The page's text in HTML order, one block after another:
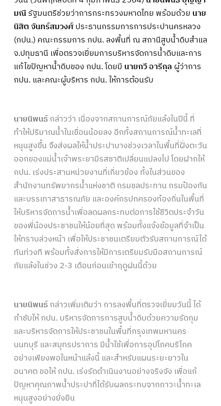
มณีรัฐมนตรีช่วยว่าการกระทรวงมหาดไทย พร้อมด้วย นาย
นิสิต จันทร์สมวงศ์ประธานกรรมการการประปานครหลวง
(กปน.) คณะกรรมการ กปน. ลงพื้นที่ ณ สถานีสูบน้ำดิบสำแล
จ.ปทุมธานี เพื่อตรวจเยี่ยมการบริหารจัดการน้ำดิบและการ
แก้ไขปัญหาน้ำดิบของ กปน. โดยมี นายกวี อารีกุล ผู้ว่าการ
กปน. และคณะผู้บริหาร กปน. ให้การต้อนรับ
นายนิพนธ์กล่าวว่า เนื่องจากสถานการณ์ภัยแล้งในปีนี้ ที่
ทำให้ปริมาณน้ำในเขื่อนน้อยลง อีกทั้งสถานการณ์น้ำทะเลที่
หนุนสูงขึ้น จึงส่งผลให้น้ำประปาบางช่วงเวลาในพื้นที่ฝั่งตะวัน
ออกของแม่น้ำเจ้าพระยามีรสชาติเปลี่ยนแปลงไป โดยฝากให้
กปน. เร่งประสานหน่วยงานที่เกี่ยวข้อง ทั้งในส่วนของ
สำนักงานทรัพยากรน้ำแห่งชาติ กรมชลประทาน กรมป้องกัน
และบรรเทาสาธารณภัย และองค์กรปกครองท้องถิ่นในพื้นที่
ให้บริหารจัดการน้ำเพื่อลดผลกระทบต่อการใช้ชีวิตประจำวัน
ของพี่น้องประชาชนให้น้อยที่สุด พร้อมทั้งแจ้งข้อมูลที่จำเป็น
ให้ทราบล่วงหน้า เพื่อให้ประชาชนเตรียมตัวรับสถานการณ์ได้
ทันท่วงที พร้อมทั้งสั่งการให้มีการเตรียมรับมือสถานการณ์
ภัยแล้งในช่วง 2-3 เดือนก่อนเข้าฤดูฝนนี้ด้วย
นายนิพนธ์กล่าวเพิ่มเติมว่า การลงพื้นที่ตรวจเยี่ยมวันนี้ ได้
กำชับให้ กปน. บริหารจัดการการสูบน้ำดิบด้วยความรัดกุม
และบริหารจัดการให้ประชาชนในพื้นที่กรุงเทพมหานคร
นนทบุรี และสมุทรปราการ มีน้ำใช้เพื่อการอุปโภคบริโภค
อย่างเพียงพอในหน้าแล้งนี้ และสำหรับแผนระยะยาวใน
อนาคต ขอให้ กปน. เร่งรัดดำเนินงานอย่างจริงจัง เพื่อแก้
ปัญหาคุณภาพน้ำประปาที่ได้รับผลกระทบจากภาวะน้ำทะเล
หนุนสูงอย่างยั่งยืน